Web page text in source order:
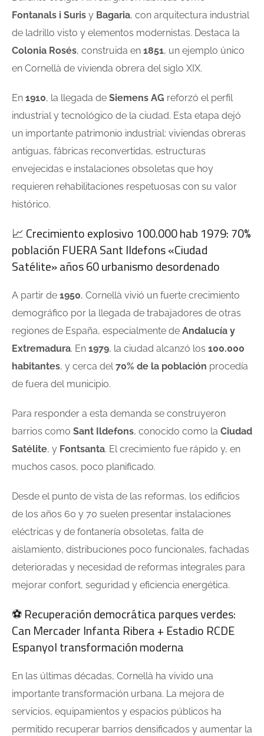
Fontanals i Suris y Bagaria, con arquitectura industrial
de ladrillo visto y elementos modernistas. Destaca la
Colonia Rosés, construida en 1851, un ejemplo único
en Cornellà de vivienda obrera del siglo XIX.
En 1910, la llegada de Siemens AG reforzó el perfil
industrial y tecnológico de la ciudad. Esta etapa dejó
un importante patrimonio industrial: viviendas obreras
antiguas, fábricas reconvertidas, estructuras
envejecidas e instalaciones obsoletas que hoy
requieren rehabilitaciones respetuosas con su valor
histórico.
📈 Crecimiento explosivo 100.000 hab 1979: 70%
población FUERA Sant Ildefons «Ciudad
Satélite» años 60 urbanismo desordenado
A partir de 1950, Cornellà vivió un fuerte crecimiento
demográfico por la llegada de trabajadores de otras
regiones de España, especialmente de Andalucía y
Extremadura. En 1979, la ciudad alcanzó los 100.000
habitantes, y cerca del70% de la población procedía
de fuera del municipio.
Para responder a esta demanda se construyeron
barrios como Sant Ildefons, conocido como la Ciudad
Satélite, y Fontsanta. El crecimiento fue rápido y, en
muchos casos, poco planificado.
Desde el punto de vista de las reformas, los edificios
de los años 60 y 70 suelen presentar instalaciones
eléctricas y de fontanería obsoletas, falta de
aislamiento, distribuciones poco funcionales, fachadas
deterioradas y necesidad de reformas integrales para
mejorar confort, seguridad y eficiencia energética.
⚽ Recuperación democrática parques verdes:
Can Mercader Infanta Ribera + Estadio RCDE
Espanyol transformación moderna
En las últimas décadas, Cornellà ha vivido una
importante transformación urbana. La mejora de
servicios, equipamientos y espacios públicos ha
permitido recuperar barrios densificados y aumentar la